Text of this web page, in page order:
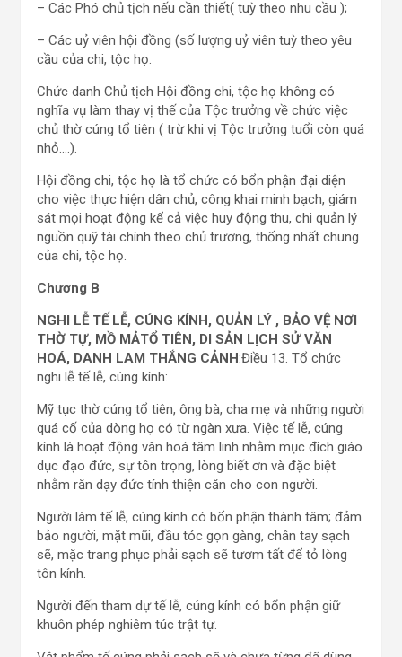
– Các Phó chủ tịch nếu cần thiết( tuỳ theo nhu cầu );
– Các uỷ viên hội đồng (số lượng uỷ viên tuỳ theo yêu
cầu của chi, tộc họ.
Chức danh Chủ tịch Hội đồng chi, tộc họ không có
nghĩa vụ làm thay vị thế của Tộc trưởng về chức việc
chủ thờ cúng tổ tiên ( trừ khi vị Tộc trưởng tuổi còn quá
nhỏ….).
Hội đồng chi, tộc họ là tổ chức có bổn phận đại diện
cho việc thực hiện dân chủ, công khai minh bạch, giám
sát mọi hoạt động kể cả việc huy động thu, chi quản lý
nguồn quỹ tài chính theo chủ trương, thống nhất chung
của chi, tộc họ.
Chương B
NGHI LỄ TẾ LỄ, CÚNG KÍNH, QUẢN LÝ , BẢO VỆ NƠI
THỜ TỰ, MỒ MẢTỔ TIÊN, DI SẢN LỊCH SỬ VĂN
HOÁ, DANH LAM THẮNG CẢNH:Điều 13. Tổ chức
nghi lễ tế lễ, cúng kính:
Mỹ tục thờ cúng tổ tiên, ông bà, cha mẹ và những người
quá cố của dòng họ có từ ngàn xưa. Việc tế lễ, cúng
kính là hoạt động văn hoá tâm linh nhằm mục đích giáo
dục đạo đức, sự tôn trọng, lòng biết ơn và đặc biệt
nhằm răn dạy đức tính thiện căn cho con người.
Người làm tế lễ, cúng kính có bổn phận thành tâm; đảm
bảo người, mặt mũi, đầu tóc gọn gàng, chân tay sạch
sẽ, mặc trang phục phải sạch sẽ tươm tất để tỏ lòng
tôn kính.
Người đến tham dự tế lễ, cúng kính có bổn phận giữ
khuôn phép nghiêm túc trật tự.